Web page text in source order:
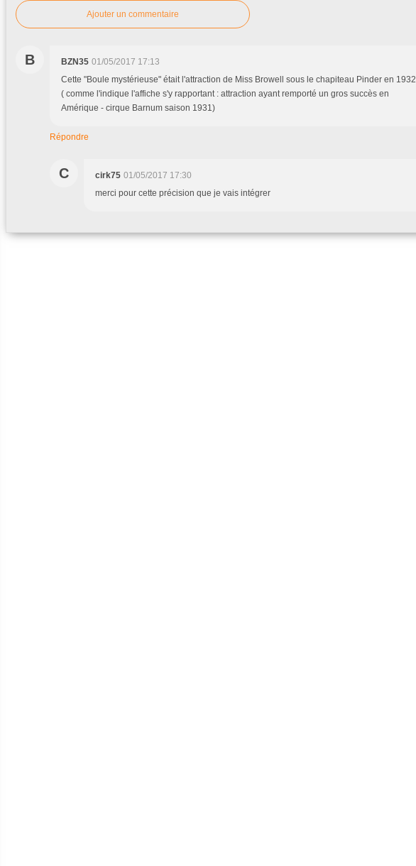
Ajouter un commentaire
B BZN35 01/05/2017 17:13
Cette "Boule mystérieuse" était l'attraction de Miss Browell sous le chapiteau Pinder en 1932
( comme l'indique l'affiche s'y rapportant : attraction ayant remporté un gros succès en
Amérique - cirque Barnum saison 1931)
Répondre
C cirk75 01/05/2017 17:30
merci pour cette précision que je vais intégrer